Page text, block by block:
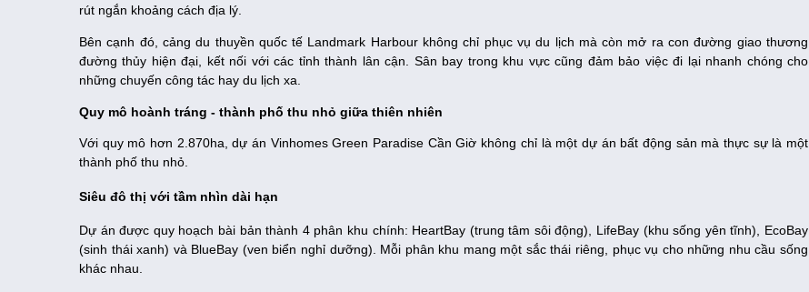
rút ngắn khoảng cách địa lý.
Bên cạnh đó, cảng du thuyền quốc tế Landmark Harbour không chỉ phục vụ du lịch mà còn mở ra con đường giao thương
đường thủy hiện đại, kết nối với các tỉnh thành lân cận. Sân bay trong khu vực cũng đảm bảo việc đi lại nhanh chóng cho
những chuyến công tác hay du lịch xa.
Quy mô hoành tráng - thành phố thu nhỏ giữa thiên nhiên
Với quy mô hơn 2.870ha, dự án Vinhomes Green Paradise Cần Giờ không chỉ là một dự án bất động sản mà thực sự là một
thành phố thu nhỏ.
Siêu đô thị với tầm nhìn dài hạn
Dự án được quy hoạch bài bản thành 4 phân khu chính: HeartBay (trung tâm sôi động), LifeBay (khu sống yên tĩnh), EcoBay
(sinh thái xanh) và BlueBay (ven biển nghỉ dưỡng). Mỗi phân khu mang một sắc thái riêng, phục vụ cho những nhu cầu sống
khác nhau.